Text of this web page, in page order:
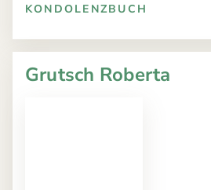
KONDOLENZBUCH
Grutsch Roberta